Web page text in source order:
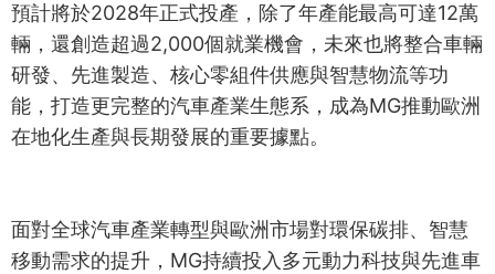
預計將於2028年正式投產，除了年產能最高可達12萬
輛，還創造超過2,000個就業機會，未來也將整合車輛
研發、先進製造、核心零組件供應與智慧物流等功
能，打造更完整的汽車產業生態系，成為MG推動歐洲
在地化生產與長期發展的重要據點。
面對全球汽車產業轉型與歐洲市場對環保碳排、智慧
移動需求的提升，MG持續投入多元動力科技與先進車